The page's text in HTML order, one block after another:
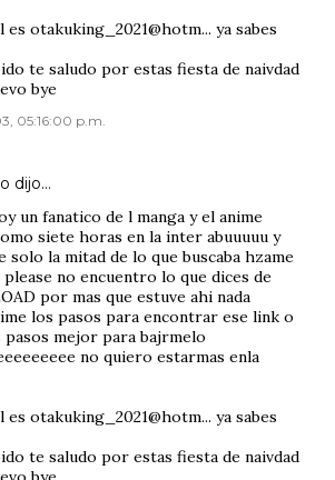
es otakuking_2021@hotm... ya sabes
te saludo por estas fiesta de naivdad
bye
05:16:00 p.m.
dijo…
un fanatico de l manga y el anime
siete horas en la inter abuuuuu y
solo la mitad de lo que buscaba hzame
no encuentro lo que dices de
por mas que estuve ahi nada
los pasos para encontrar ese link o
pasos mejor para bajrmelo
no quiero estarmas enla
es otakuking_2021@hotm... ya sabes
te saludo por estas fiesta de naivdad